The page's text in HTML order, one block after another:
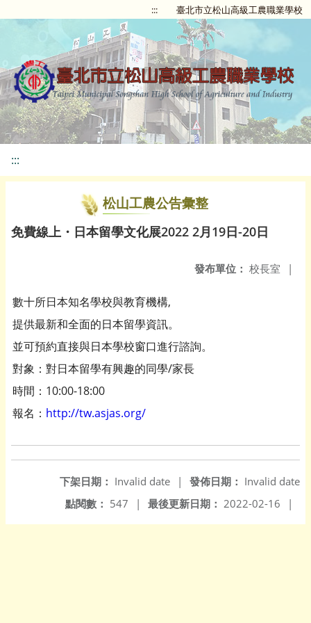
::: 臺北市立松山高級工農職業學校
:::
松山工農公告彙整
免費線上・日本留學文化展2022 2月19日-20日
發布單位： 校長室 |
數十所日本知名學校與教育機構,
提供最新和全面的日本留學資訊。
並可預約直接與日本學校窗口進行諮詢。
對象：對日本留學有興趣的同學/家長
時間：10:00-18:00
報名： http://tw.asjas.org/
發佈日期： Invalid date
下架日期： Invalid date
|
最後更新日期： 2022-02-16 |
點閱數： 547 |